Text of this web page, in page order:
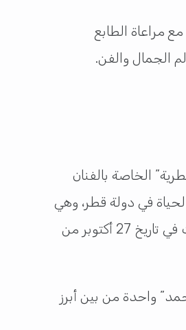
مراعاة الطابع
الجمال والفن.
الخاصة بالفنان
سيراميك جسدت مشاهد من الحياة في دولة قطر، وهي
تظهر على شكل فتاة تُخيط ثوب طفل في مشهد جميل يعكس روح العراقة القطرية والحياء المجتمعي، جدراية ملامح قطرية دشنت في تاريخ 27 أكتوبر من
المبني 36، وهي خاصة بالفنانة “وفاء الحمد” واحدة من بين أبرز